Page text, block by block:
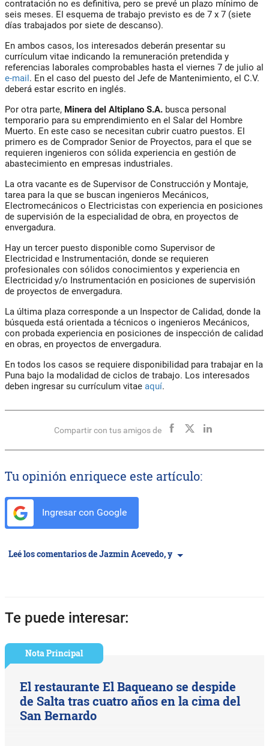
contratación no es definitiva, pero se prevé un plazo mínimo de
seis meses. El esquema de trabajo previsto es de 7 x 7 (siete
días trabajados por siete de descanso).
En ambos casos, los interesados deberán presentar su
currículum vitae indicando la remuneración pretendida y
referencias laborales comprobables hasta el viernes 7 de julio al
e-mail. En el caso del puesto del Jefe de Mantenimiento, el C.V.
deberá estar escrito en inglés.
Por otra parte, Minera del Altiplano S.A. busca personal
temporario para su emprendimiento en el Salar del Hombre
Muerto. En este caso se necesitan cubrir cuatro puestos. El
primero es de Comprador Senior de Proyectos, para el que se
requieren ingenieros con sólida experiencia en gestión de
abastecimiento en empresas industriales.
La otra vacante es de Supervisor de Construcción y Montaje,
tarea para la que se buscan ingenieros Mecánicos,
Electromecánicos o Electricistas con experiencia en posiciones
de supervisión de la especialidad de obra, en proyectos de
envergadura.
Hay un tercer puesto disponible como Supervisor de
Electricidad e Instrumentación, donde se requieren
profesionales con sólidos conocimientos y experiencia en
Electricidad y/o Instrumentación en posiciones de supervisión
de proyectos de envergadura.
La última plaza corresponde a un Inspector de Calidad, donde la
búsqueda está orientada a técnicos o ingenieros Mecánicos,
con probada experiencia en posiciones de inspección de calidad
en obras, en proyectos de envergadura.
En todos los casos se requiere disponibilidad para trabajar en la
Puna bajo la modalidad de ciclos de trabajo. Los interesados
deben ingresar su currículum vitae aquí.
Compartir con tus amigos de
Tu opinión enriquece este artículo:
Ingresar con Google
Leé los comentarios de Jazmin Acevedo, y
Te puede interesar:
Nota Principal
El restaurante El Baqueano se despide
de Salta tras cuatro años en la cima del
San Bernardo